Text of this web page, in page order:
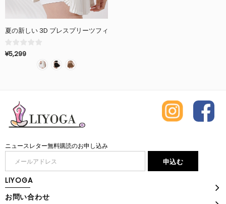
夏の新しい 3D プレスプリーツフィットネスパンツ、スポーツランニン
¥5,299
ニュースレター無料購読のお申し込み
LIYOGA
お問い合わせ